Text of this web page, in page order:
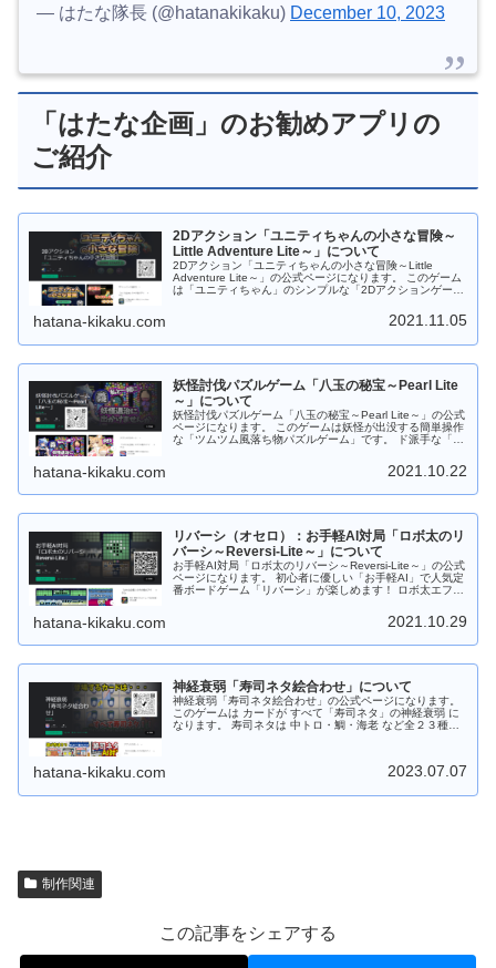
— はたな隊長 (@hatanakikaku) December 10, 2023
「はたな企画」のお勧めアプリの
ご紹介
2Dアクション「ユニティちゃんの小さな冒険～
Little Adventure Lite～」について
2Dアクション「ユニティちゃんの小さな冒険～Little
Adventure Lite～」の公式ページになります。 このゲーム
は「ユニティちゃん」のシンプルな「2Dアクションゲー
う！ 道中には「ウニ？」「オポッサム」「大鷲」などのモ
ンスターがいっぱい！ジャンプしてよけてください。
までダウンロードなしでＰＣのブラウザで遊べます。 もち
hatana-kikaku.com 2021.11.05
妖怪討伐パズルゲーム「八玉の秘宝～Pearl Lite
～」について
妖怪討伐パズルゲーム「八玉の秘宝～Pearl Lite～」の公式
ページになります。 このゲームは妖怪が出没する簡単操作
な「ツムツム風落ち物パズルゲーム」です。 ド派手な「宝
にサックと遊べますので 是非是非、お試しください。 ゲ
ーム中は８種類の宝玉（パール）が落ちてきますので同じ
することで手動で爆発させることもできます。 さらに時限
宝玉の他に特殊宝玉（２～３色変換）、跳玉（パンチ）、
妖玉があります。 「宝玉スキル：焔」は超強力！！発動す
ると同じ色の「宝玉」をまとめて消します。 Android版は
「Google Play ストア」からダウンロードしてから遊ぶこ
とができます。 Web版はダウンロードなしでＰＣのブラウ
ザで遊ぶことができます。 もちろんフリーソフトです。応
hatana-kikaku.com 2021.10.22
リバーシ（オセロ）：お手軽AI対局「ロボ太のリ
バーシ～Reversi-Lite～」について
お手軽AI対局「ロボ太のリバーシ～Reversi-Lite～」の公式
ページになります。 初心者に優しい「お手軽AI」で人気定
番ボードゲーム「リバーシ」が楽しめます！ ロボ太エフェ
はない要素あり！ あなたを飽きさせません！ 通勤・通学
中にサクッと短時間で遊べますので 是非是非、お試しくだ
ンシア）」が降臨します！ 今後も改良を加えて「ロボ太-
思っています。 Android版の場合は「Google Play スト
ア」からダウンロードしてから遊ぶことができます。 Web
版の場合はダウンロードなしでＰＣのブラウザで遊ぶこと
ができます。 もちろんフリーソフトです。応援、よろしく
hatana-kikaku.com 2021.10.29
神経衰弱「寿司ネタ絵合わせ」について
神経衰弱「寿司ネタ絵合わせ」の公式ページになります。
このゲームは カードが すべて「寿司ネタ」の神経衰弱 に
なります。 寿司ネタは 中トロ・鯛・海老 など全２３種。
ードは 「AIと記憶力勝負！」 難易度は 初級から上級。 ラ
hatana-kikaku.com 2023.07.07
制作関連
この記事をシェアする